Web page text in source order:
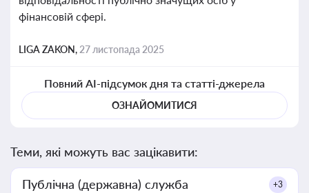
фінансовій сфері.
LIGA ZAKON, 27 листопада 2025
Повний AI-підсумок дня та статті-джерела
ОЗНАЙОМИТИСЯ
Теми, які можуть вас зацікавити:
Публічна (державна) служба +3